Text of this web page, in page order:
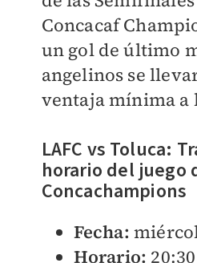
Concacaf
un gol de último
angelinos se
ventaja mínima a
LAFC vs Toluca:
horario del juego
Concachampions
Fecha:
Horario: